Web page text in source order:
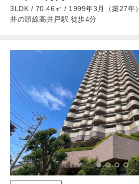
3LDK / 70.46㎡ / 1999年3月（築27年）
井の頭線高井戸駅 徒歩4分